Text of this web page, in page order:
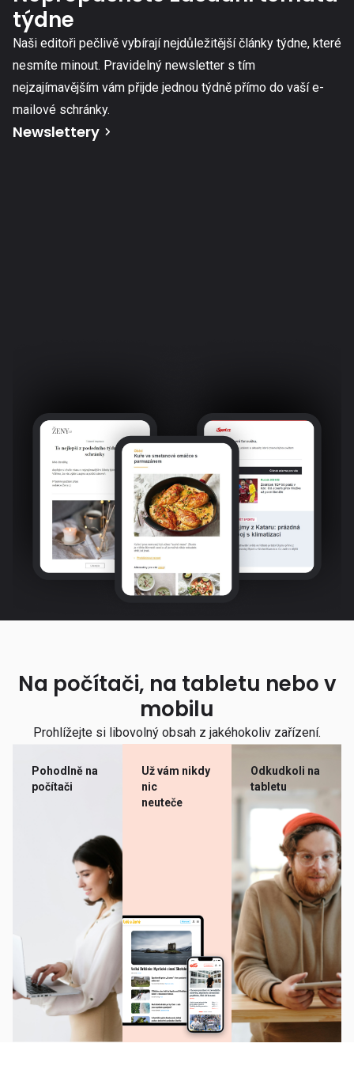
týdne
Naši editoři pečlivě vybírají nejdůležitější články týdne, které
nesmíte minout. Pravidelný newsletter s tím
nejzajímavějším vám přijde jednou týdně přímo do vaší e-
mailové schránky.
Newslettery
Na počítači, na tabletu nebo v
mobilu
Prohlížejte si libovolný obsah z jakéhokoliv zařízení.
Pohodlně na
počítači
Už vám nikdy
nic
neuteče
Odkudkoli na
tabletu